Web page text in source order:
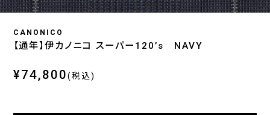
CANONICO
【通年】伊カノニコ スーパー120’s NAVY
¥74,800(税込)